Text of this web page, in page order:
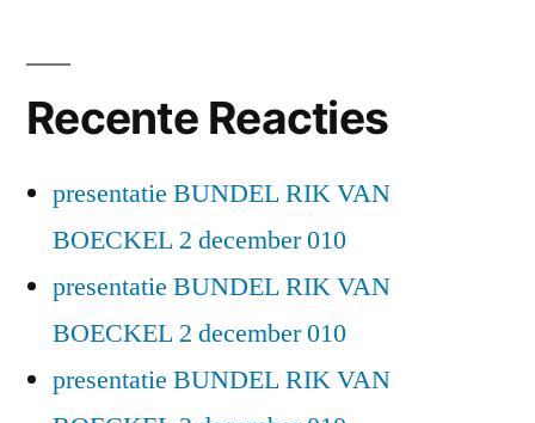
Recente Reacties
presentatie BUNDEL RIK VAN
BOECKEL 2 december 010
presentatie BUNDEL RIK VAN
BOECKEL 2 december 010
presentatie BUNDEL RIK VAN